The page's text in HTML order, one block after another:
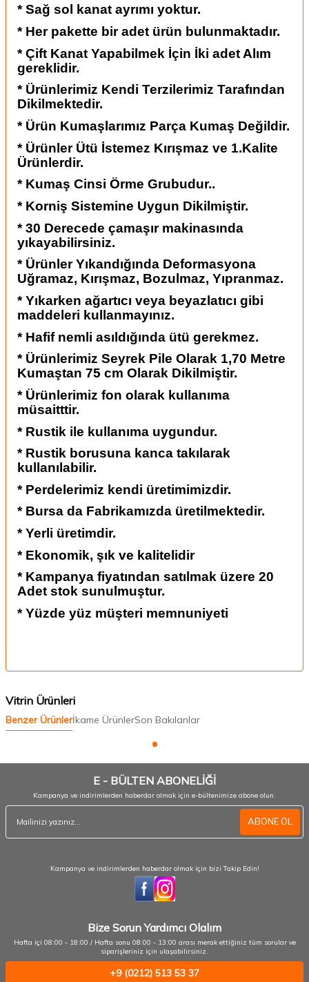
* Sağ sol kanat ayrımı yoktur.
* Her pakette bir adet ürün bulunmaktadır.
* Çift Kanat Yapabilmek İçin İki adet Alım
gereklidir.
* Ürünlerimiz Kendi Terzilerimiz Tarafından
Dikilmektedir.
* Ürün Kumaşlarımız Parça Kumaş Değildir.
* Ürünler Ütü İstemez Kırışmaz ve 1.Kalite
Ürünlerdir.
* Kumaş Cinsi Örme Grubudur..
* Korniş Sistemine Uygun Dikilmiştir.
* 30 Derecede çamaşır makinasında
yıkayabilirsiniz.
* Ürünler Yıkandığında Deformasyona
Uğramaz, Kırışmaz, Bozulmaz, Yıpranmaz.
* Yıkarken ağartıcı veya beyazlatıcı gibi
maddeleri kullanmayınız.
* Hafif nemli asıldığında ütü gerekmez.
* Ürünlerimiz Seyrek Pile Olarak 1,70 Metre
Kumaştan 75 cm Olarak Dikilmiştir.
* Ürünlerimiz fon olarak kullanıma
müsaitttir.
* Rustik ile kullanıma uygundur.
* Rustik borusuna kanca takılarak
kullanılabilir.
* Perdelerimiz kendi üretimimizdir.
* Bursa da Fabrikamızda üretilmektedir.
* Yerli üretimdir.
* Ekonomik, şık ve kalitelidir
* Kampanya fiyatından satılmak üzere 20
Adet stok sunulmuştur.
* Yüzde yüz müşteri memnuniyeti
Vitrin Ürünleri
Benzer Ürünlerİkame ÜrünlerSon Bakılanlar
E - BÜLTEN ABONELİĞİ
Kampanya ve indirimlerden haberdar olmak için e-bültenimize abone olun.
ABONE OL
Kampanya ve indirimlerden haberdar olmak için bizi Takip Edin!
Bize Sorun Yardımcı Olalım
Hafta içi 08:00 - 18:00 / Hafta sonu 08:00 - 13:00 arası merak ettiğiniz tüm sorular ve
siparişleriniz için ulaşabilirsiniz.
+9 (0212) 513 53 37